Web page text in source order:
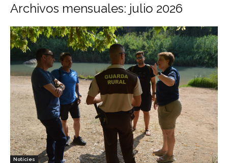
Archivos mensuales: julio 2026
Notícies